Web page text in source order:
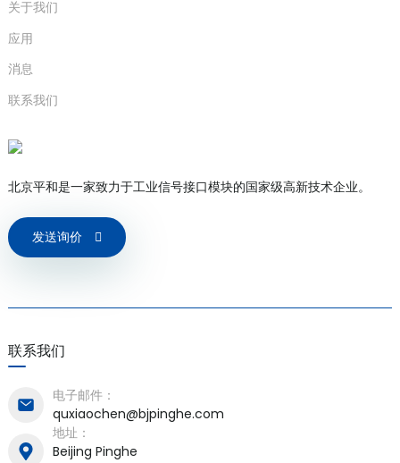
关于我们
应用
消息
联系我们
北京平和是一家致力于工业信号接口模块的国家级高新技术企业。
发送询价
联系我们
电子邮件：
quxiaochen@bjpinghe.com
地址：
Beijing Pinghe